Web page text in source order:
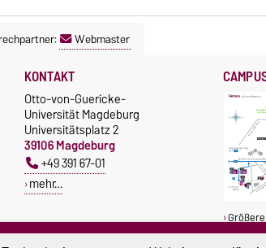
Webmaster
KONTAKT
Otto-von-Guericke-
Universität Magdeburg
Universitätsplatz 2
39106 Magdeburg
+49 391 67-01
mehr…